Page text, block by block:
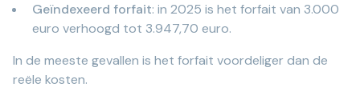
Geïndexeerd forfait: in 2025 is het forfait van 3.000
euro verhoogd tot 3.947,70 euro.
In de meeste gevallen is het forfait voordeliger dan de
reële kosten.